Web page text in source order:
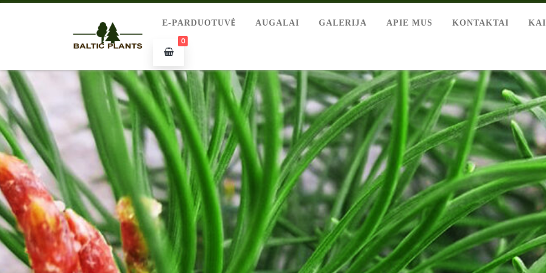
E-PARDUOTUVĖ AUGALAI GALERIJA APIE MUS KONTAKTAI
0